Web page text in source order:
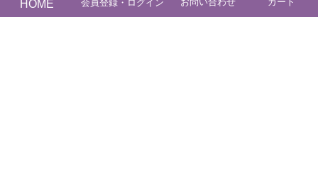
HOME 会員登録・ログイン